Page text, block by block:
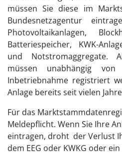
müssen Sie diese im
Bundesnetzagentur
Photovoltaikanlagen,
Batteriespeicher, KWK-
und Notstromaggregate.
müssen unabhängig
Inbetriebnahme registriert
Anlage bereits seit vielen
Für das
Meldepflicht. Wenn Sie Ihre
eintragen, droht der Verlust
dem EEG oder KWKG oder